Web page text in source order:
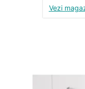
Vezi